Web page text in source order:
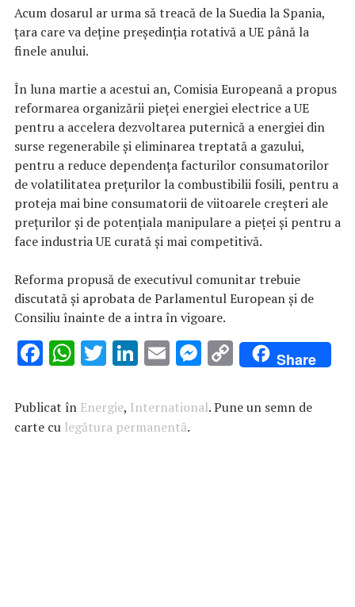
Acum dosarul ar urma să treacă de la Suedia la Spania,
ţara care va deţine preşedinţia rotativă a UE până la
finele anului.
În luna martie a acestui an, Comisia Europeană a propus
reformarea organizării pieţei energiei electrice a UE
pentru a accelera dezvoltarea puternică a energiei din
surse regenerabile şi eliminarea treptată a gazului,
pentru a reduce dependenţa facturilor consumatorilor
de volatilitatea preţurilor la combustibilii fosili, pentru a
proteja mai bine consumatorii de viitoarele creşteri ale
preţurilor şi de potenţiala manipulare a pieţei şi pentru a
face industria UE curată şi mai competitivă.
Reforma propusă de executivul comunitar trebuie
discutată şi aprobata de Parlamentul European şi de
Consiliu înainte de a intra în vigoare.
F
e
b
W
at
s
T
it
te
Li
k
e
E
ai
l
M
se
C
o
p
Share
Publicat în Energie, International. Pune un semn de
carte cu legătura permanentă.